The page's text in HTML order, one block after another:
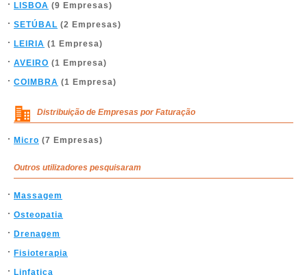
LISBOA (9 Empresas)
SETÚBAL (2 Empresas)
LEIRIA (1 Empresa)
AVEIRO (1 Empresa)
COIMBRA (1 Empresa)
Distribuição de Empresas por Faturação
Micro (7 Empresas)
Outros utilizadores pesquisaram
Massagem
Osteopatia
Drenagem
Fisioterapia
Linfatica